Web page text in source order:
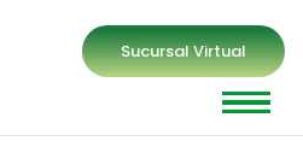
Sucursal Virtual